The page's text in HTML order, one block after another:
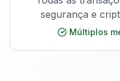
segurança e
Múltiplos